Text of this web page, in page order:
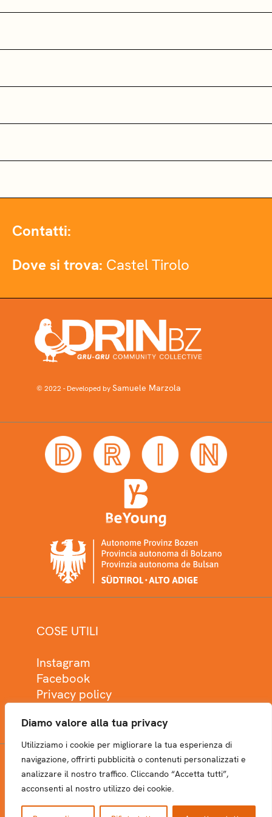
Diamo valore alla tua privacy
Utilizziamo i cookie per migliorare la tua esperienza di
navigazione, offrirti pubblicità o contenuti personalizzati e
analizzare il nostro traffico. Cliccando “Accetta tutti”,
acconsenti al nostro utilizzo dei cookie.
Contatti:
Dove si trova: Castel Tirolo
© 2022 - Developed bySamuele Marzola
COSE UTILI
Instagram
Facebook
Privacy policy
NEWSLETTER